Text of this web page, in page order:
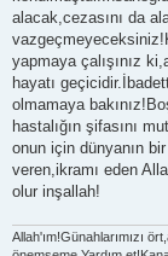
alacak,cezasını da
yapmaya çalışınız
hayatı
olmamaya
hastalığın şifasını
onun için dünyanın
veren,ikramı eden
olur inşallah!
Allah'ım!Günahlarımızı